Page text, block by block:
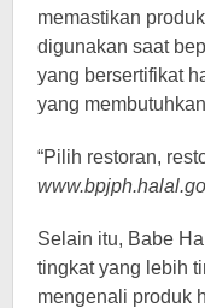
memastikan
digunakan saat
yang bersertifikat
yang
“Pilih restoran,
Selain itu, Babe
tingkat yang lebih
mengenali produk